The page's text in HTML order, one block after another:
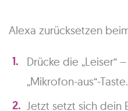
Alexa zurücksetzen
Drücke die „Leiser“
„Mikrofon-aus“-Taste.
Jetzt setzt sich dein